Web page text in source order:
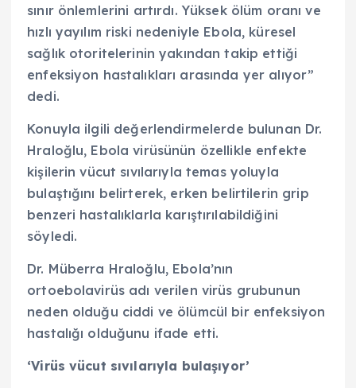
sınır önlemlerini artırdı. Yüksek ölüm oranı ve
hızlı yayılım riski nedeniyle Ebola, küresel
sağlık otoritelerinin yakından takip ettiği
enfeksiyon hastalıkları arasında yer alıyor”
dedi.
Konuyla ilgili değerlendirmelerde bulunan Dr.
Hraloğlu, Ebola virüsünün özellikle enfekte
kişilerin vücut sıvılarıyla temas yoluyla
bulaştığını belirterek, erken belirtilerin grip
benzeri hastalıklarla karıştırılabildiğini
söyledi.
Dr. Müberra Hraloğlu, Ebola’nın
ortoebolavirüs adı verilen virüs grubunun
neden olduğu ciddi ve ölümcül bir enfeksiyon
hastalığı olduğunu ifade etti.
‘Virüs vücut sıvılarıyla bulaşıyor’